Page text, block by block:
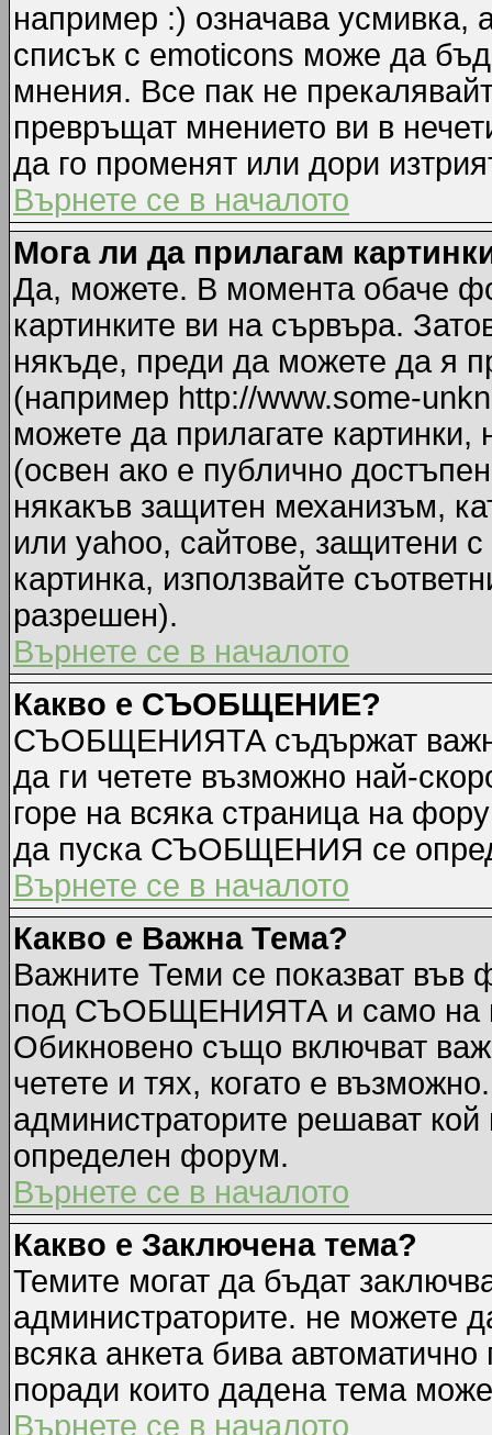
например :) означава усмивка,
списък с emoticons може да
мнения. Все пак не
превръщат мнението ви в
да го променят или дори
Върнете се в началото
Мога ли да прилагам
Да, можете. В момента обаче
картинките ви на сървъра.
някъде, преди да можете да я
(например http://www.some-
можете да прилагате
(освен ако е публично
някакъв защитен механизъм,
или yahoo, сайтове, защитени
картинка, използвайте
разрешен).
Върнете се в началото
Какво е СЪОБЩЕНИЕ?
СЪОБЩЕНИЯТА съдържат
да ги четете възможно най-
горе на всяка страница на
да пуска СЪОБЩЕНИЯ се
Върнете се в началото
Какво е Важна Тема?
Важните Теми се показват във
под СЪОБЩЕНИЯТА и само на
Обикновено също включват
четете и тях, когато е
администраторите решават
определен форум.
Върнете се в началото
Какво е Заключена тема?
Темите могат да бъдат
администраторите. не можете
всяка анкета бива
поради които дадена тема
Върнете се в началото